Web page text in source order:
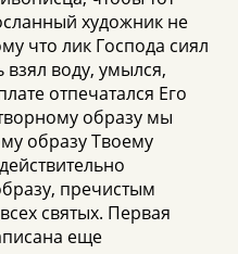
художник не
что лик Господа сиял
взял воду, умылся,
отпечатался Его
образу мы
образу Твоему
пречистым
святых. Первая
еще